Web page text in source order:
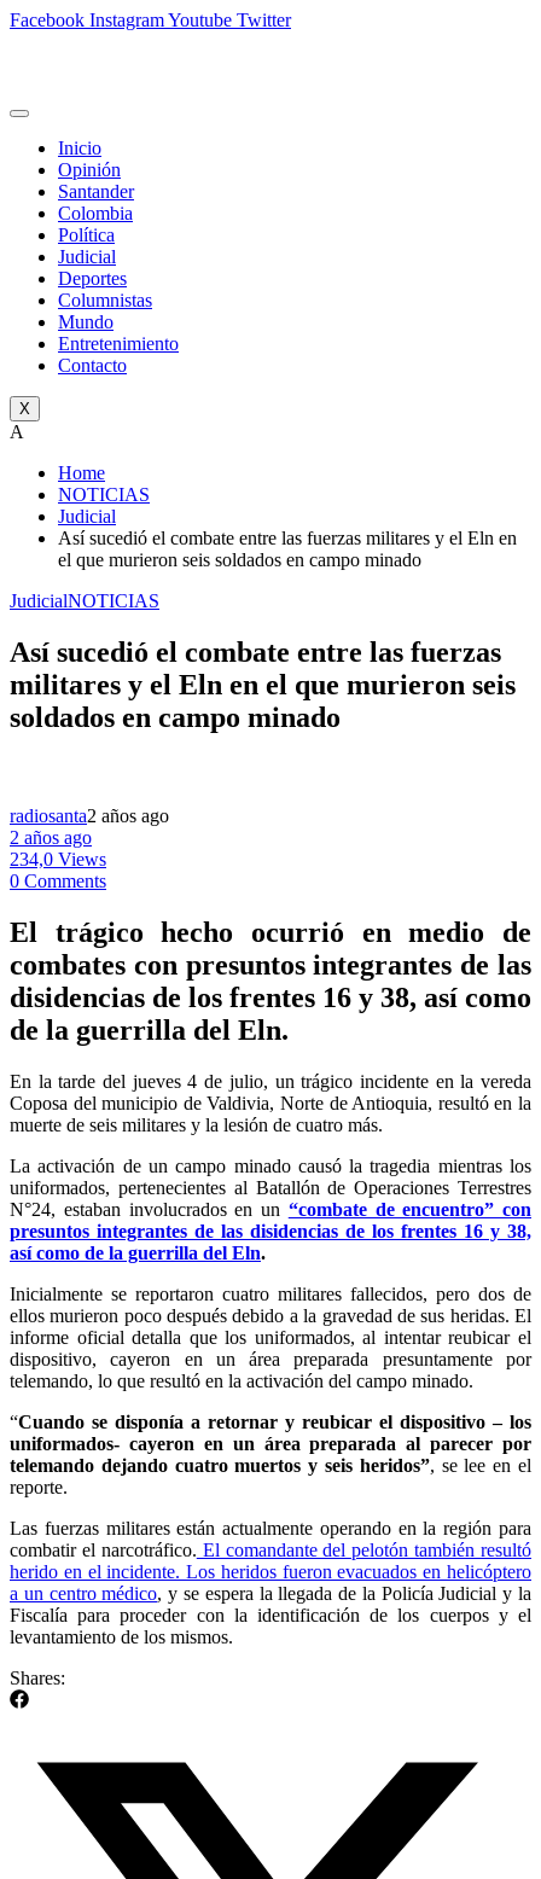
Facebook InstagramYoutube Twitter
Inicio
Opinión
Santander
Colombia
Política
Judicial
Deportes
Columnistas
Mundo
Entretenimiento
Contacto
X
A
Home
NOTICIAS
Judicial
Así sucedió el combate entre las fuerzas militares y el Eln en
el que murieron seis soldados en campo minado
JudicialNOTICIAS
Así sucedió el combate entre las fuerzas
militares y el Eln en el que murieron seis
soldados en campo minado
radiosanta2 años ago
2 años ago
234,0 Views
0 Comments
El trágico hecho ocurrió en medio de
combates con presuntos integrantes de las
disidencias de los frentes 16 y 38, así como
de la guerrilla del Eln.
En la tarde del jueves 4 de julio, un trágico incidente en la vereda
Coposa del municipio de Valdivia, Norte de Antioquia, resultó en la
muerte de seis militares y la lesión de cuatro más.
La activación de un campo minado causó la tragedia mientras los
uniformados, pertenecientes al Batallón de Operaciones Terrestres
N°24, estaban involucrados en un “combate de encuentro” con
presuntos integrantes de las disidencias de los frentes 16 y 38,
así como de la guerrilla del Eln.
Inicialmente se reportaron cuatro militares fallecidos, pero dos de
ellos murieron poco después debido a la gravedad de sus heridas. El
informe oficial detalla que los uniformados, al intentar reubicar el
dispositivo, cayeron en un área preparada presuntamente por
telemando, lo que resultó en la activación del campo minado.
“Cuando se disponía a retornar y reubicar el dispositivo – los
uniformados- cayeron en un área preparada al parecer por
telemando dejando cuatro muertos y seis heridos”, se lee en el
reporte.
Las fuerzas militares están actualmente operando en la región para
combatir el narcotráfico. El comandante del pelotón también resultó
herido en el incidente. Los heridos fueron evacuados en helicóptero
a un centro médico, y se espera la llegada de la Policía Judicial y la
Fiscalía para proceder con la identificación de los cuerpos y el
levantamiento de los mismos.
Shares: